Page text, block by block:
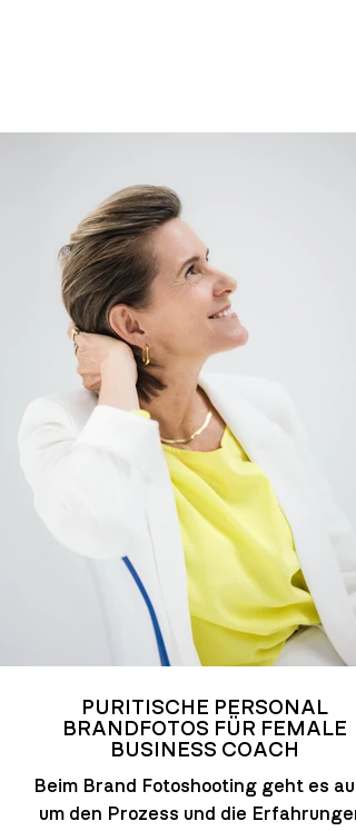
PURITISCHE PERSONAL
BRANDFOTOS FÜR FEMALE
BUSINESS COACH
Beim Brand Fotoshooting geht es
um den Prozess und die